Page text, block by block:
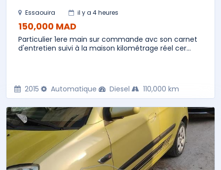
Essaouira il y a 4 heures
150,000 MAD
Particulier 1ere main sur commande avc son carnet
d'entretien suivi à la maison kilométrage réel cer...
2015 Automatique Diesel 110,000 km